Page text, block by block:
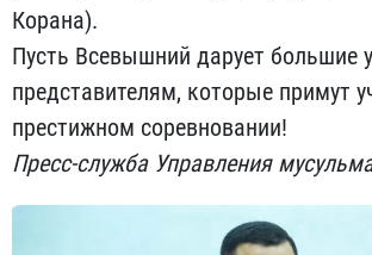
Корана).
Пусть Всевышний дарует большие
представителям, которые примут
престижном соревновании!
Пресс-служба Управления